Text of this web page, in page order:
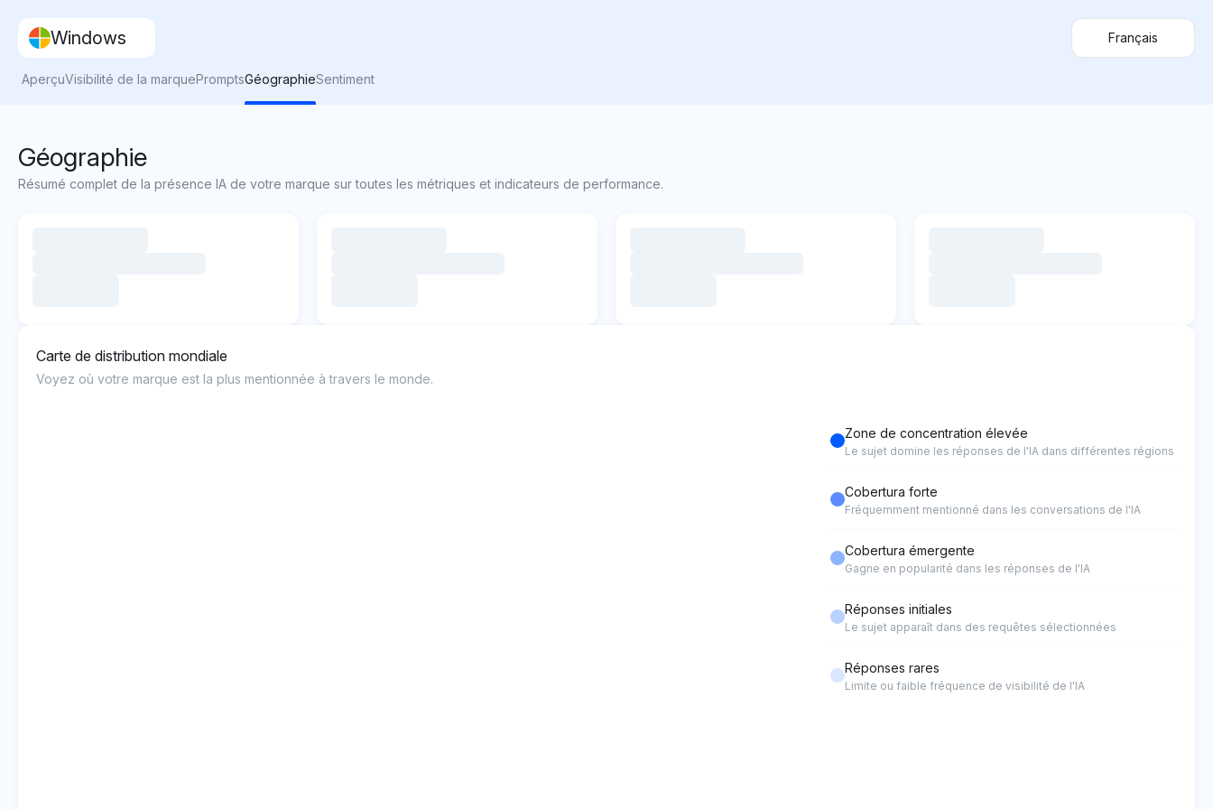
Windows Français
AperçuVisibilité de la marquePromptsGéographieSentiment
Géographie
Résumé complet de la présence IA de votre marque sur toutes les métriques et indicateurs de performance.
Carte de distribution mondiale
Voyez où votre marque est la plus mentionnée à travers le monde.
Zone de concentration élevée
Le sujet domine les réponses de l'IA dans différentes régions
Cobertura forte
Fréquemment mentionné dans les conversations de l'IA
Cobertura émergente
Gagne en popularité dans les réponses de l'IA
Réponses initiales
Le sujet apparaît dans des requêtes sélectionnées
Réponses rares
Limite ou faible fréquence de visibilité de l'IA